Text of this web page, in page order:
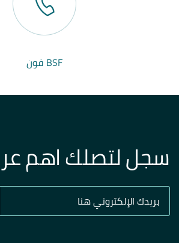
BSF فون
سجل لتصلك اهم